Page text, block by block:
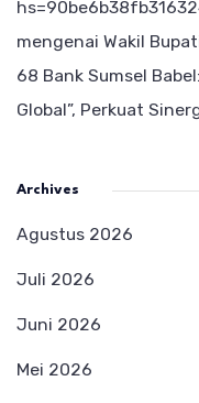
mengenai Wakil
68 Bank Sumsel
Global”, Perkuat
Archives
Agustus 2026
Juli 2026
Juni 2026
Mei 2026